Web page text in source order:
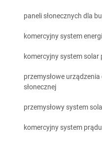
paneli słonecznych dla
komercyjny system
komercyjny system solar
przemysłowe
słonecznej
przemysłowy system
komercyjny system